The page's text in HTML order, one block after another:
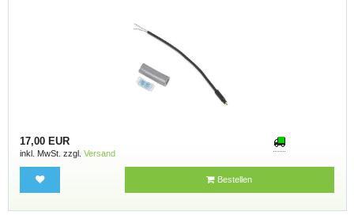
17,00 EUR
inkl. MwSt. zzgl. Versand
Bestellen